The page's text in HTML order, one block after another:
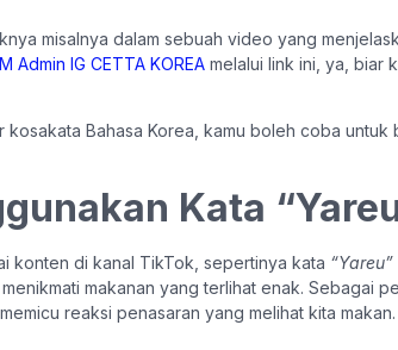
misalnya dalam sebuah video yang
Admin IG CETTA KOREA melalui link ini, ya, biar
kosakata Bahasa Korea, kamu boleh coba
Kata
konten di kanal TikTok, sepertinya kata “Yareu”
makanan yang terlihat enak. Sebagai
reaksi penasaran yang melihat kita makan.